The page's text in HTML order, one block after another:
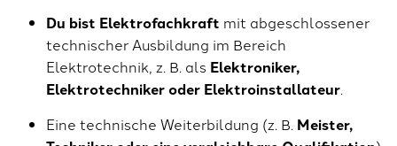
Du bist Elektrofachkraft mit abgeschlossener
technischer Ausbildung im Bereich
Elektrotechnik, z. B. als Elektroniker,
Elektrotechniker oder Elektroinstallateur.
Eine technische Weiterbildung (z. B. Meister,